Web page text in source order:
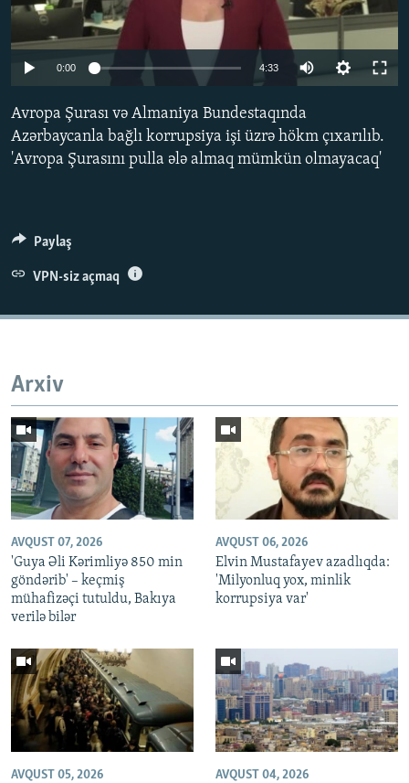
İNFOQRAFIKA
KARIKATURA
AZƏRBAYCAN ƏDƏBIYYATI KITABXANASI
İSLAM VƏ DEMOKRATIYA
İZ - MƏDƏNIYYƏT PROQRAMI
MISSIYAMIZ
PEŞƏ ETIKASI VƏ JURNALISTIKA STANDARTLARIMIZ
MATERIALLARIMIZDAN ISTIFADƏ
AZADLIQRADIOSU MOBIL TELEFONUNUZDA
BIZIMLƏ ƏLAQƏ
BIZI IZLƏ
RFE/RL-in bütün saytları
360p
0:00 4:33
480p
Avropa Şurası və Almaniya Bundestaqında
Azərbaycanla bağlı korrupsiya işi üzrə hökm çıxarılıb.
'Avropa Şurasını pulla ələ almaq mümkün olmayacaq'
Paylaş
VPN-siz açmaq
Arxiv
AVQUST 07, 2026
'Guya Əli Kərimliyə 850 min
göndərib' – keçmiş
mühafizəçi tutuldu, Bakıya
verilə bilər
AVQUST 06, 2026
Elvin Mustafayev azadlıqda:
'Milyonluq yox, minlik
korrupsiya var'
AVQUST 05, 2026 AVQUST 04, 2026